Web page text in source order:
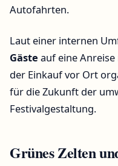
Autofahrten.
Laut einer internen
Gäste auf eine
der Einkauf vor Ort
für die Zukunft der
Festivalgestaltung.
Grünes Zelten